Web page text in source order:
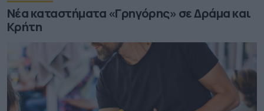
Νέα καταστήματα «Γρηγόρης» σε Δράμα και
Κρήτη